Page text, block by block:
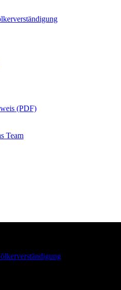
(PDF)
Team